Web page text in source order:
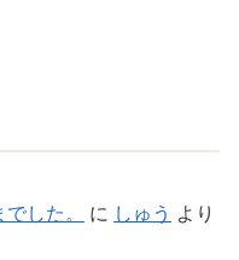
した。 に しゅう より